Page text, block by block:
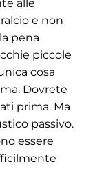
alle
e non
pena
piccole
cosa
Dovrete
prima. Ma
passivo.
essere